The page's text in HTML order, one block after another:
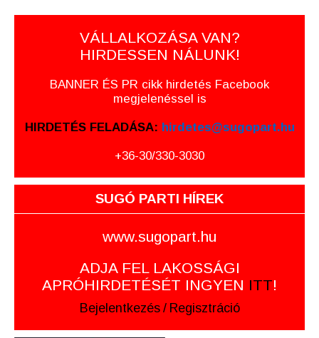
VÁLLALKOZÁSA VAN?
HIRDESSEN NÁLUNK!
BANNER ÉS PR cikk hirdetés Facebook
megjelenéssel is
HIRDETÉS FELADÁSA: hirdetes@sugopart.hu
+36-30/330-3030
SUGÓ PARTI HÍREK
www.sugopart.hu
ADJA FEL LAKOSSÁGI
APRÓHIRDETÉSÉT INGYEN ITT!
Bejelentkezés / Regisztráció